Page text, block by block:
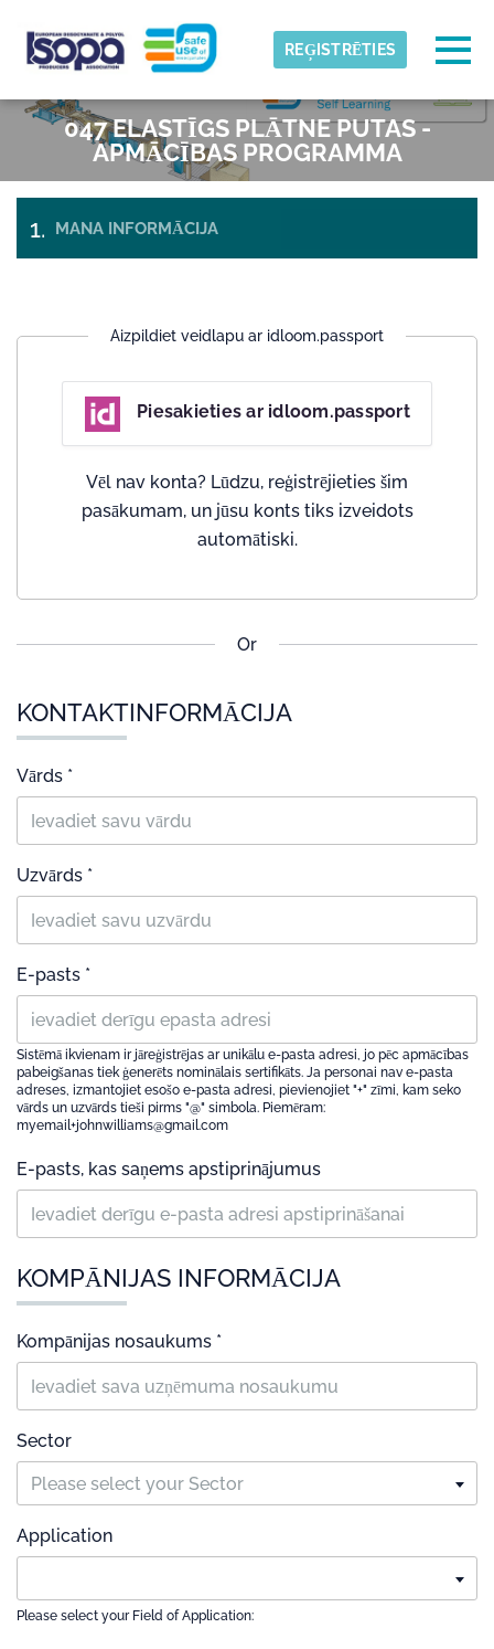
REĢISTRĒTIES
ISOPA-AISBL
047 ELASTĪGS PLĀTNE PUTAS -
APMĀCĪBAS PROGRAMMA
MANA INFORMĀCIJA
Aizpildiet veidlapu ar idloom.passport
Piesakieties ar idloom.passport
Vēl nav konta? Lūdzu, reģistrējieties šim
pasākumam, un jūsu konts tiks izveidots
automātiski.
Or
KONTAKTINFORMĀCIJA
Vārds *
Uzvārds *
E-pasts *
Sistēmā ikvienam ir jāreģistrējas ar unikālu e-pasta adresi, jo pēc apmācības
pabeigšanas tiek ģenerēts nominālais sertifikāts. Ja personai nav e-pasta
adreses, izmantojiet esošo e-pasta adresi, pievienojiet "+" zīmi, kam seko
vārds un uzvārds tieši pirms "@" simbola. Piemēram:
myemail+johnwilliams@gmail.com
E-pasts, kas saņems apstiprinājumus
KOMPĀNIJAS INFORMĀCIJA
Kompānijas nosaukums *
Sector
Please select your Sector
Application
Please select your Field of Application:
LABI